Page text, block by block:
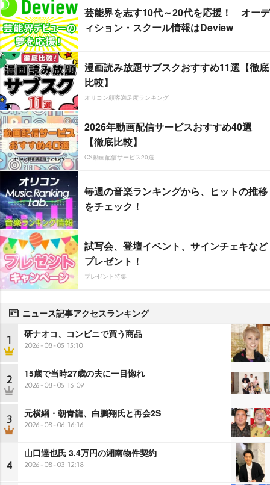
芸能界を志す10代～20代を応援！ オーデ
ィション・スクール情報はDeview
漫画読み放題サブスクおすすめ11選【徹底
比較】
オリコン顧客満足度ランキング
2026年動画配信サービスおすすめ40選
【徹底比較】
CS動画配信サービス20選
毎週の音楽ランキングから、ヒットの推移
をチェック！
試写会、登壇イベント、サインチェキなど
プレゼント！
プレゼント特集
ニュース記事アクセスランキング
1 研ナオコ、コンビニで買う商品
2026-08-05 15:10
2 15歳で当時27歳の夫に一目惚れ
2026-08-05 16:09
3 元横綱・朝青龍、白鵬翔氏と再会2S
2026-08-06 16:16
4
山口達也氏 3.4万円の湘南物件契約
2026-08-03 12:18